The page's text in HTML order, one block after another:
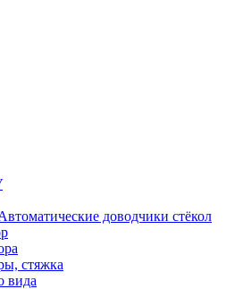
доводчики стёкол
стяжка
вида